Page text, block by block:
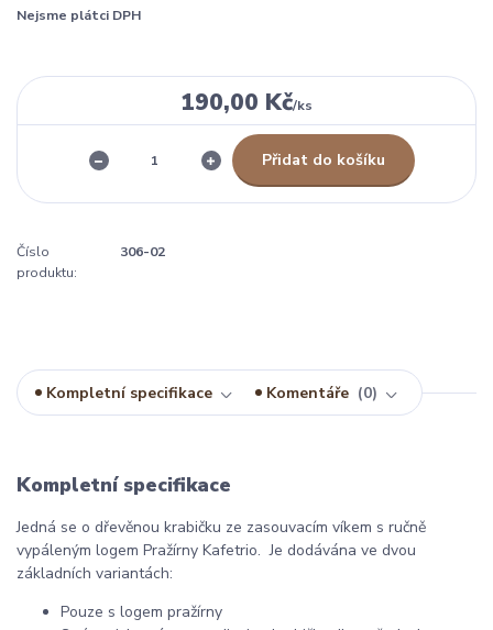
Nejsme plátci DPH
190,00 Kč/ks
Přidat do košíku
Číslo
produktu:
306-02
Kompletní specifikace Komentáře 0
Kompletní specifikace
Jedná se o dřevěnou krabičku ze zasouvacím víkem s ručně
vypáleným logem Pražírny Kafetrio. Je dodávána ve dvou
základních variantách:
Pouze s logem pražírny